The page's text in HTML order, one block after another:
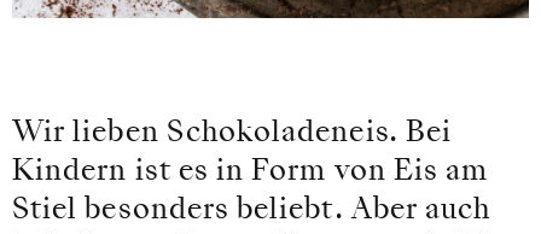
Wir lieben Schokoladeneis. Bei
Kindern ist es in Form von Eis am
Stiel besonders beliebt. Aber auch